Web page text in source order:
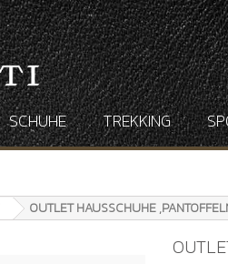
SCHUHE TREKKING
OUTLET HAUSSCHUHE